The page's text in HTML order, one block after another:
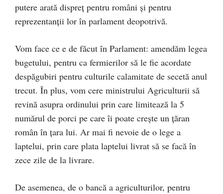
putere arată dispreț pentru români și pentru
reprezentanții lor în parlament deopotrivă.
Vom face ce e de făcut în Parlament: amendăm legea
bugetului, pentru ca fermierilor să le fie acordate
despăgubiri pentru culturile calamitate de secetă anul
trecut. În plus, vom cere ministrului Agriculturii să
revină asupra ordinului prin care limitează la 5
numărul de porci pe care îi poate crește un țăran
român în țara lui. Ar mai fi nevoie de o lege a
laptelui, prin care plata laptelui livrat să se facă în
zece zile de la livrare.
De asemenea, de o bancă a agriculturilor, pentru